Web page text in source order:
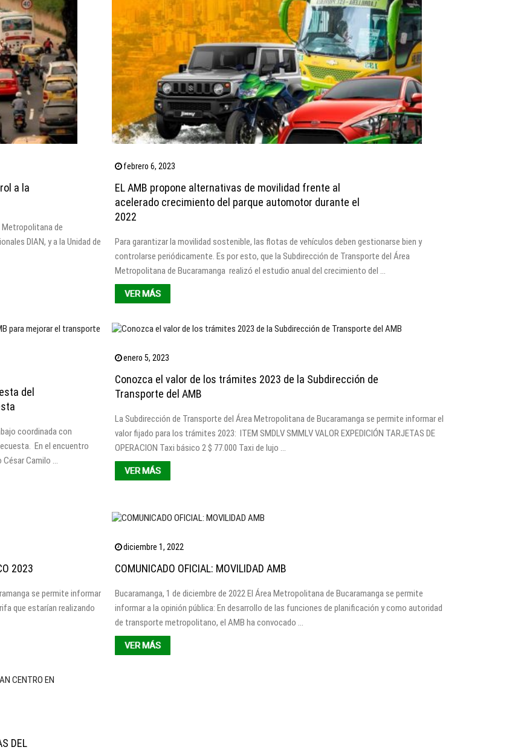
a la
Metropolitana de
DIAN, y a la Unidad de
febrero 6, 2023
EL AMB propone alternativas de movilidad frente al
acelerado crecimiento del parque automotor durante el
2022
Para garantizar la movilidad sostenible, las flotas de vehículos deben gestionarse bien y
controlarse periódicamente. Es por esto, que la Subdirección de Transporte del Área
Metropolitana de Bucaramanga realizó el estudio anual del crecimiento del …
VER MÁS
del
coordinada con
En el encuentro
Camilo …
enero 5, 2023
Conozca el valor de los trámites 2023 de la Subdirección de
Transporte del AMB
La Subdirección de Transporte del Área Metropolitana de Bucaramanga se permite informar el
valor fijado para los trámites 2023: ITEM SMDLV SMMLV VALOR EXPEDICIÓN TARJETAS DE
OPERACION Taxi básico 2 $ 77.000 Taxi de lujo …
VER MÁS
2023
se permite informar
que estarían realizando
diciembre 1, 2022
COMUNICADO OFICIAL: MOVILIDAD AMB
Bucaramanga, 1 de diciembre de 2022 El Área Metropolitana de Bucaramanga se permite
informar a la opinión pública: En desarrollo de las funciones de planificación y como autoridad
de transporte metropolitano, el AMB ha convocado …
VER MÁS
DEL